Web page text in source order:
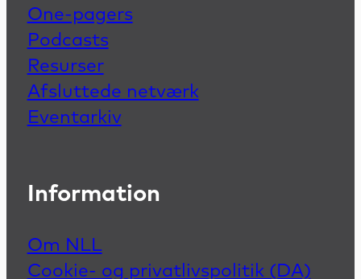
One-pagers
Podcasts
Resurser
Afsluttede netværk
Eventarkiv
Information
Om NLL
Cookie- og privatlivspolitik (DA)